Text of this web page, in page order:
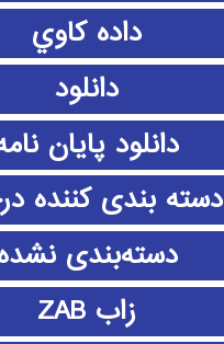
داده كاوي
دانلود
دانلود پايان
دسته بندی کننده
دسته‌بندی
زاب ZAB